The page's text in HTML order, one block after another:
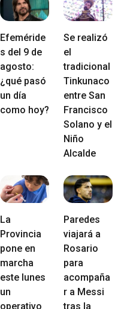
Efeméride
s del 9 de
agosto:
¿qué pasó
un día
como hoy?
Se realizó
el
tradicional
Tinkunaco
entre San
Francisco
Solano y el
Niño
Alcalde
La
Provincia
pone en
marcha
este lunes
un
operativo
Paredes
viajará a
Rosario
para
acompaña
r a Messi
tras la